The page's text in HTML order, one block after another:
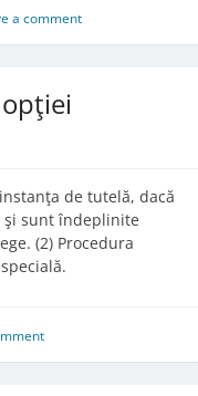
a comment
de tutelă, dacă
sunt îndeplinite
(2) Procedura